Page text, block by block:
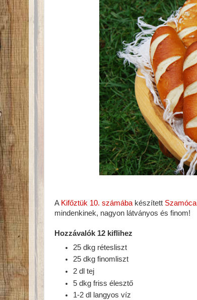
A Kifőztük 10. számába készített Szamóca
mindenkinek, nagyon látványos és finom!
Hozzávalók 12 kiflihez
25 dkg rétesliszt
25 dkg finomliszt
2 dl tej
5 dkg friss élesztő
1-2 dl langyos víz